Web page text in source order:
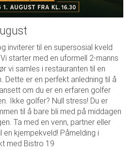
inviterer til en supersosial kveld
starter med en uformell 2-manns
vi samles i restauranten til en
Dette er en perfekt anledning til å
om du er en erfaren golfer
Ikke golfer? Null stress! Du er
til å bare bli med på middagen
Ta med en venn, partner eller
kjempekveld! Påmelding i
med Bistro 19